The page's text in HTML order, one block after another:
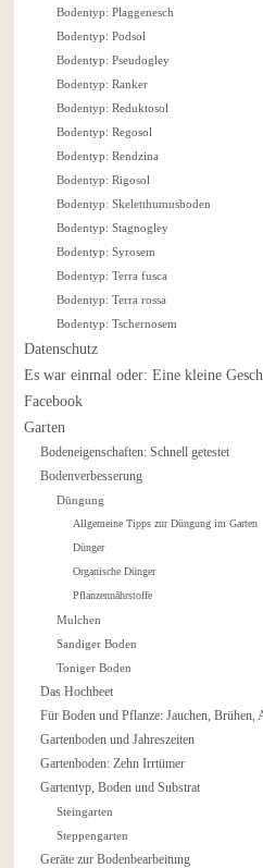
Bodentyp: Plaggenesch
Bodentyp: Podsol
Bodentyp: Pseudogley
Bodentyp: Ranker
Bodentyp: Reduktosol
Bodentyp: Regosol
Bodentyp: Rendzina
Bodentyp: Rigosol
Bodentyp: Skeletthumusboden
Bodentyp: Stagnogley
Bodentyp: Syrosem
Bodentyp: Terra fusca
Bodentyp: Terra rossa
Bodentyp: Tschernosem
Datenschutz
Es war einmal oder: Eine kleine
Facebook
Garten
Bodeneigenschaften: Schnell getestet
Bodenverbesserung
Düngung
Allgemeine Tipps zur Düngung im Garten
Dünger
Organische Dünger
Pflanzennährstoffe
Mulchen
Sandiger Boden
Toniger Boden
Das Hochbeet
Für Boden und Pflanze: Jauchen, Brühen,
Gartenboden und Jahreszeiten
Gartenboden: Zehn Irrtümer
Gartentyp, Boden und Substrat
Steingarten
Steppengarten
Geräte zur Bodenbearbeitung